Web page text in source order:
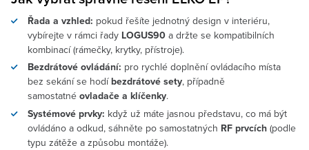
Řada a vzhled: pokud řešíte jednotný design v interiéru,
vybírejte v rámci řady LOGUS90 a držte se kompatibilních
kombinací (rámečky, krytky, přístroje).
Bezdrátové ovládání: pro rychlé doplnění ovládacího místa
bez sekání se hodíbezdrátové sety, případně
samostatné ovladače a klíčenky.
Systémové prvky: když už máte jasnou představu, co má být
ovládáno a odkud, sáhněte po samostatných RF prvcích (podle
typu zátěže a způsobu montáže).